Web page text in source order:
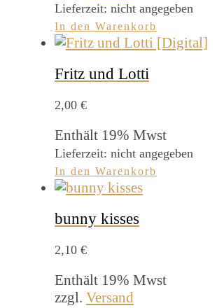
Lieferzeit: nicht angegeben
In den Warenkorb
Fritz und Lotti
2,00 €
Enthält 19% Mwst
Lieferzeit: nicht angegeben
In den Warenkorb
bunny kisses
2,10 €
Enthält 19% Mwst
zzgl. Versand